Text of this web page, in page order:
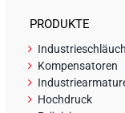
PRODUKTE
Kompensatoren
Hochdruck